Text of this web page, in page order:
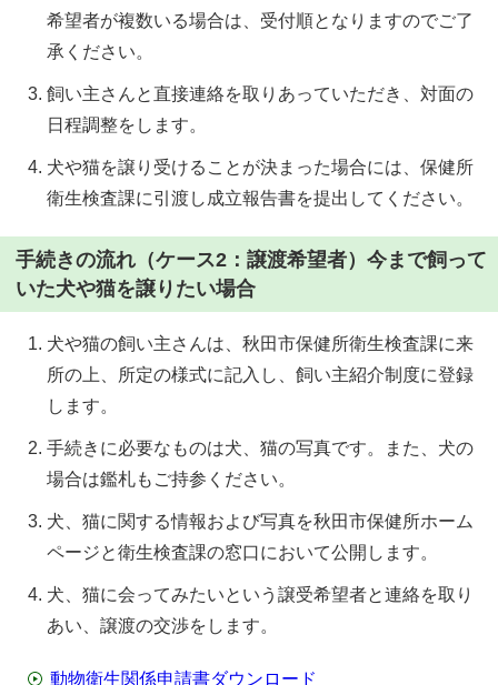
希望者が複数いる場合は、受付順となりますのでご了
承ください。
飼い主さんと直接連絡を取りあっていただき、対面の
日程調整をします。
犬や猫を譲り受けることが決まった場合には、保健所
衛生検査課に引渡し成立報告書を提出してください。
手続きの流れ（ケース2：譲渡希望者）今まで飼って
いた犬や猫を譲りたい場合
犬や猫の飼い主さんは、秋田市保健所衛生検査課に来
所の上、所定の様式に記入し、飼い主紹介制度に登録
します。
手続きに必要なものは犬、猫の写真です。また、犬の
場合は鑑札もご持参ください。
犬、猫に関する情報および写真を秋田市保健所ホーム
ページと衛生検査課の窓口において公開します。
犬、猫に会ってみたいという譲受希望者と連絡を取り
あい、譲渡の交渉をします。
動物衛生関係申請書ダウンロード